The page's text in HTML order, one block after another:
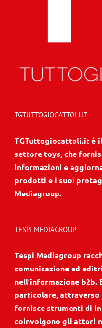
TGTUTTOGIOCATTOLI.IT
TGTuttogiocattoli.it è
settore toys, che
informazioni e
prodotti e i suoi
Mediagroup.
TESPI MEDIAGROUP
Tespi Mediagroup
comunicazione ed
nell’informazione b2b.
particolare,
fornisce strumenti di
coinvolgono gli attori